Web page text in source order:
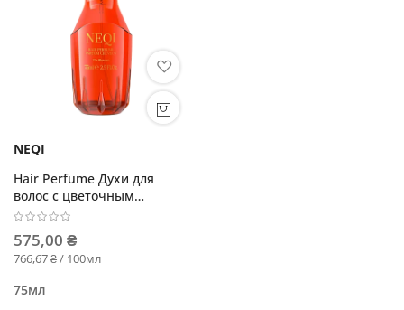
NEQI
Hair Perfume Духи для
волос с цветочным
ароматом
575,00 ₴
766,67 ₴ / 100мл
75мл